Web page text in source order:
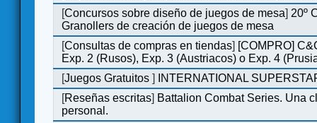
[Concursos sobre diseño de juegos de mesa] 20º
Granollers de creación de juegos de mesa
[Consultas de compras en tiendas] [COMPRO]
Exp. 2 (Rusos), Exp. 3 (Austriacos) o Exp. 4
[Juegos Gratuitos]
INTERNATIONAL
[Reseñas escritas] Battalion Combat Series. Una
personal.